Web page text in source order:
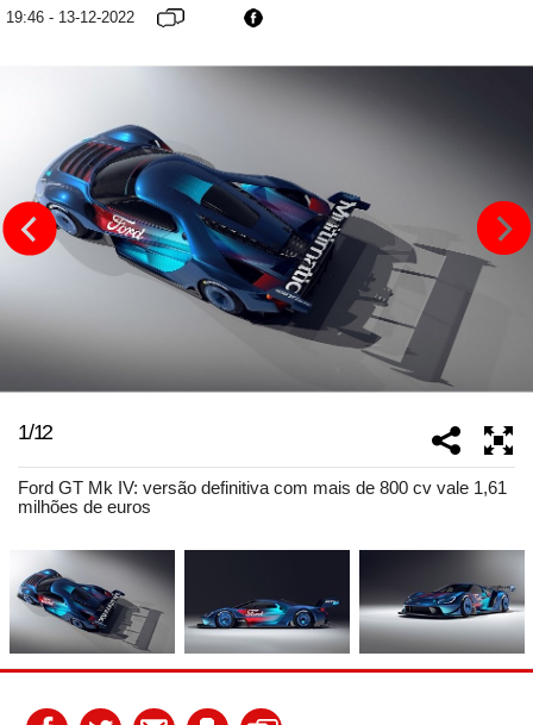
19:46 - 13-12-2022
1/12
Ford GT Mk IV: versão definitiva com mais de 800 cv vale 1,61
milhões de euros